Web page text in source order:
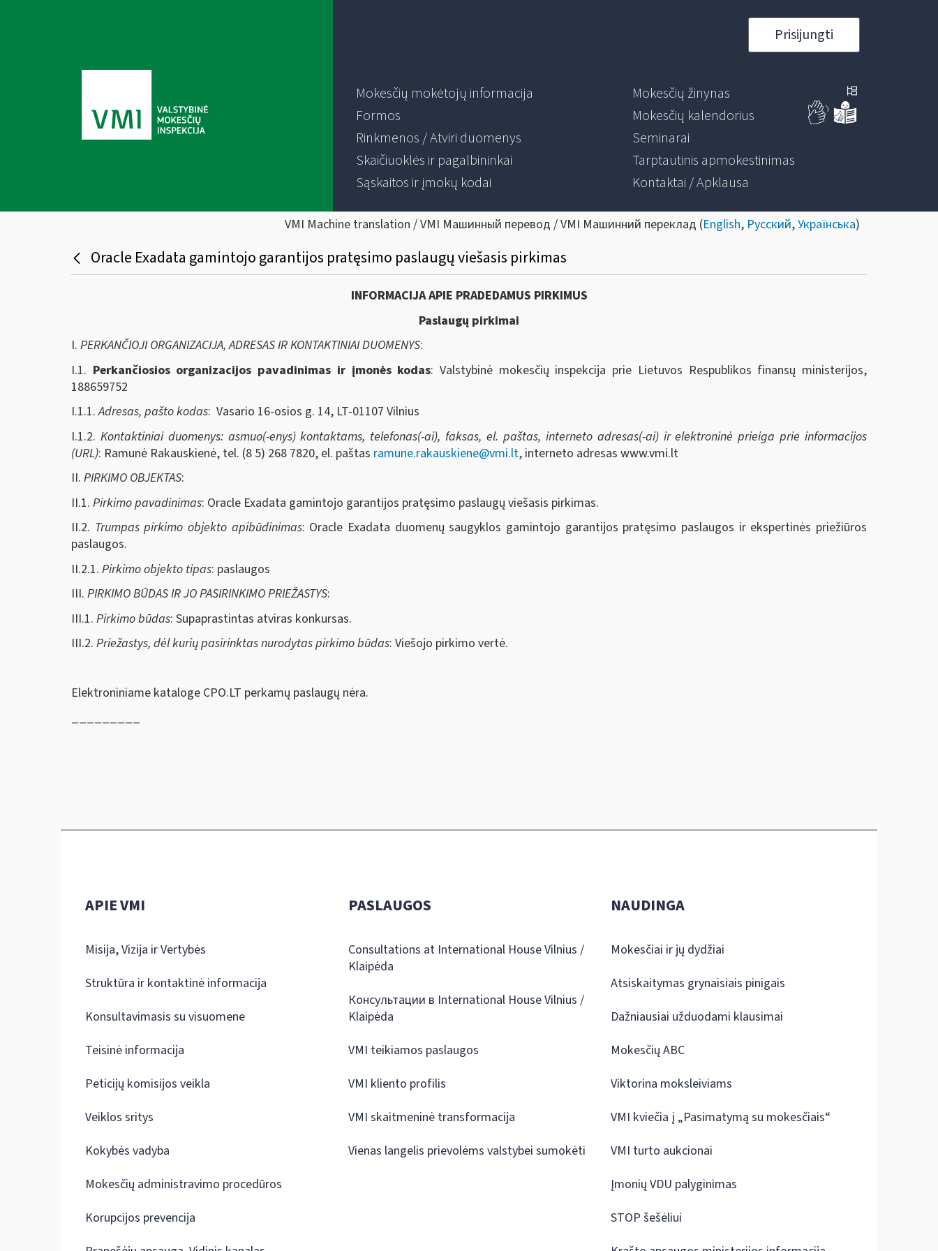
Prisijungti
Mokesčių mokėtojų informacija
Formos
Rinkmenos / Atviri duomenys
Skaičiuoklės ir pagalbininkai
Sąskaitos ir įmokų kodai
Mokesčių žinynas
Mokesčių kalendorius
Seminarai
Tarptautinis apmokestinimas
Kontaktai / Apklausa
VMI Machine translation / VMI Машинный перевод / VMI Машинний переклад (English, Русский,Українська)
Oracle Exadata gamintojo garantijos pratęsimo paslaugų viešasis pirkimas
INFORMACIJA APIE PRADEDAMUS PIRKIMUS
Paslaugų pirkimai
I. PERKANČIOJI ORGANIZACIJA, ADRESAS IR KONTAKTINIAI DUOMENYS:
I.1. Perkančiosios organizacijos pavadinimas ir įmonės kodas: Valstybinė mokesčių inspekcija prie Lietuvos Respublikos finansų ministerijos,
188659752
I.1.1.Adresas, pašto kodas: Vasario 16-osios g. 14, LT-01107 Vilnius
I.1.2. Kontaktiniai duomenys: asmuo(-enys) kontaktams, telefonas(-ai), faksas, el. paštas, interneto adresas(-ai) ir elektroninė prieiga prie informacijos
(URL): Ramunė Rakauskienė, tel. (8 5) 268 7820, el. paštas ramune.rakauskiene@vmi.lt, interneto adresas www.vmi.lt
II. PIRKIMO OBJEKTAS:
II.1. Pirkimo pavadinimas: Oracle Exadata gamintojo garantijos pratęsimo paslaugų viešasis pirkimas.
II.2. Trumpas pirkimo objekto apibūdinimas: Oracle Exadata duomenų saugyklos gamintojo garantijos pratęsimo paslaugos ir ekspertinės priežiūros
paslaugos.
II.2.1. Pirkimo objekto tipas: paslaugos
III. PIRKIMO BŪDAS IR JO PASIRINKIMO PRIEŽASTYS:
III.1. Pirkimo būdas: Supaprastintas atviras konkursas.
III.2. Priežastys, dėl kurių pasirinktas nurodytas pirkimo būdas: Viešojo pirkimo vertė.
Elektroniniame kataloge CPO.LT perkamų paslaugų nėra.
APIE VMI
Misija, Vizija ir Vertybės
Struktūra ir kontaktinė informacija
Konsultavimasis su visuomene
Teisinė informacija
Peticijų komisijos veikla
Veiklos sritys
Kokybės vadyba
Mokesčių administravimo procedūros
Korupcijos prevencija
PASLAUGOS
Consultations at International House Vilnius /
Klaipėda
Консультации в International House Vilnius /
Klaipėda
VMI teikiamos paslaugos
VMI kliento profilis
VMI skaitmeninė transformacija
Vienas langelis prievolėms valstybei sumokėti
NAUDINGA
Mokesčiai ir jų dydžiai
Atsiskaitymas grynaisiais pinigais
Dažniausiai užduodami klausimai
Mokesčių ABC
Viktorina moksleiviams
VMI kviečia į „Pasimatymą su mokesčiais“
VMI turto aukcionai
Įmonių VDU palyginimas
STOP šešėliui